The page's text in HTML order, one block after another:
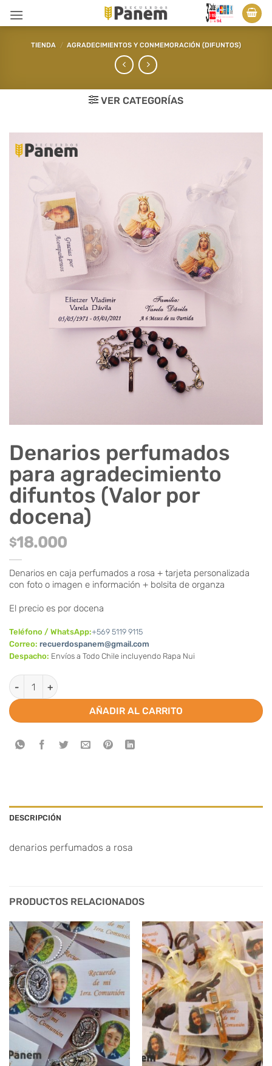
TIENDA / AGRADECIMIENTOS Y CONMEMORACIÓN (DIFUNTOS)
VER CATEGORÍAS
Denarios perfumados
para agradecimiento
difuntos (Valor por
docena)
$18.000
Denarios en caja perfumados a rosa + tarjeta personalizada
con foto o imagen e información + bolsita de organza
El precio es por docena
Teléfono / WhatsApp:+569 5119 9115
Correo: recuerdospanem@gmail.com
Despacho: Envíos a Todo Chile incluyendo Rapa Nui
Denarios perfumados para agradecimiento difuntos (Valor
AÑADIR AL CARRITO
DESCRIPCIÓN
denarios perfumados a rosa
PRODUCTOS RELACIONADOS